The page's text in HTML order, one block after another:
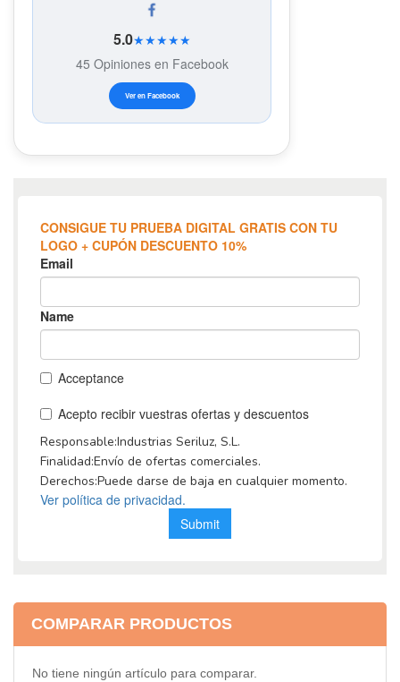
5.0★★★★★
45 Opiniones en Facebook
Ver en Facebook
COMPARAR PRODUCTOS
No tiene ningún artículo para comparar.